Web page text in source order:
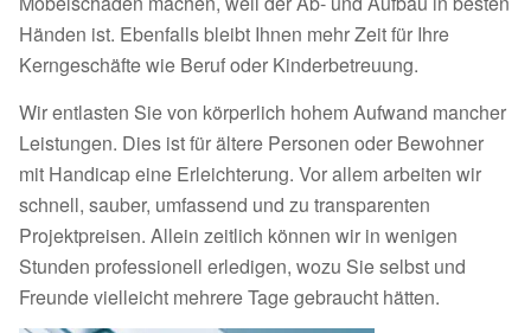
Händen ist. Ebenfalls bleibt Ihnen mehr Zeit für Ihre
Kerngeschäfte wie Beruf oder Kinderbetreuung.
Wir entlasten Sie von körperlich hohem Aufwand mancher
Leistungen. Dies ist für ältere Personen oder Bewohner
mit Handicap eine Erleichterung. Vor allem arbeiten wir
schnell, sauber, umfassend und zu transparenten
Projektpreisen. Allein zeitlich können wir in wenigen
Stunden professionell erledigen, wozu Sie selbst und
Freunde vielleicht mehrere Tage gebraucht hätten.